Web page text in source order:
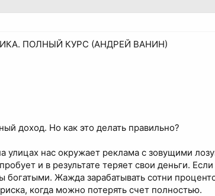
ПОЛНЫЙ КУРС (АНДРЕЙ ВАНИН)
доход. Но как это делать правильно?
улицах нас окружает реклама с зовущими
и в результате теряет свои деньги.
Жажда зарабатывать сотни
когда можно потерять счет полностью.